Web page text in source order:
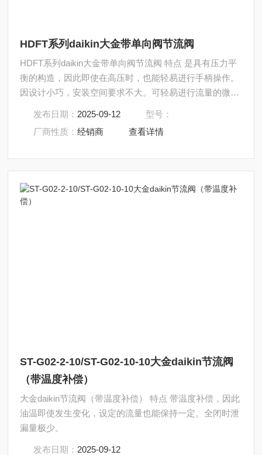
HDFT系列daikin大金带单向阀节流阀
HDFT系列daikin大金带单向阀节流阀 特点 是具有压力平
衡的构造，因此即使在高压时，也能轻易进行手柄操作。
因设计小巧，安装空间要求不大。可轻易进行流量的微调
发布日期： 2025-09-12
型号：
厂商性质：经销商 查看详情
ST-G02-2-10/ST-G02-10-10大金daikin节流阀
（带温度补偿）
大金daikin节流阀（带温度补偿） 特点 带温度补偿，因此
油温即使发生变化，设定的流量也能保持一定。全闭时泄
漏量极少。
发布日期： 2025-09-12